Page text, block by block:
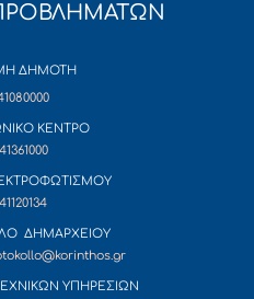
ΔΗΜΟΤΗ
ΚΕΝΤΡΟ
ΔΗΜΑΡΧΕΙΟΥ
ΥΠΗΡΕΣΙΩΝ